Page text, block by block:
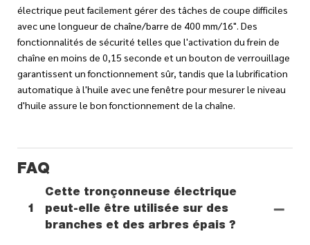
électrique peut facilement gérer des tâches de coupe difficiles
avec une longueur de chaîne/barre de 400 mm/16". Des
fonctionnalités de sécurité telles que l'activation du frein de
chaîne en moins de 0,15 seconde et un bouton de verrouillage
garantissent un fonctionnement sûr, tandis que la lubrification
automatique à l'huile avec une fenêtre pour mesurer le niveau
d'huile assure le bon fonctionnement de la chaîne.
FAQ
1
Cette tronçonneuse électrique
peut-elle être utilisée sur des
branches et des arbres épais ?